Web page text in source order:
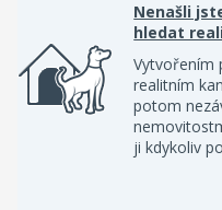
Nenašli
hledat
Vytvořením
realitním
potom
ji kdykoliv